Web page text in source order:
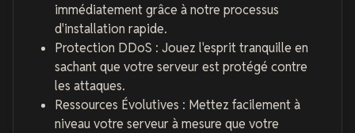
immédiatement grâce à notre processus
d'installation rapide.
Protection DDoS : Jouez l'esprit tranquille en
sachant que votre serveur est protégé contre
les attaques.
Ressources Évolutives : Mettez facilement à
niveau votre serveur à mesure que votre